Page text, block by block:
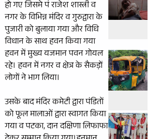
हो गए जिसमे पं राजेश शास्त्री व
नगर के विभिन्न मंदिर व गुरुद्वारा के
पुजारी को बुलाया गया और विधि
विधान के साथ हवन किया गया
हवन में मुख्य यजमान पवन गोयल
रहे। हवन में नगर व क्षेत्र के सैकड़ों
लोगों ने भाग लिया।
उसके बाद मंदिर कमेटी द्वारा पंडितों
को फूल मालाओं द्वारा स्वागत किया
गया व पटका, दान दक्षिणा लिफाफा